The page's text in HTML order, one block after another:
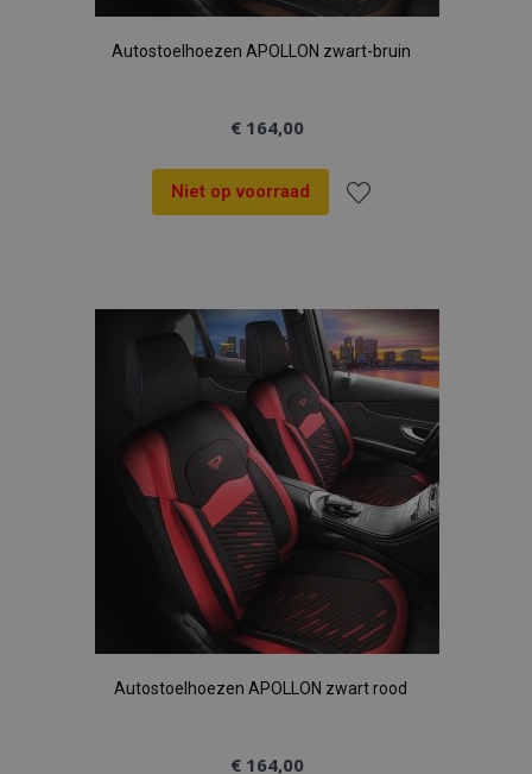
Autostoelhoezen APOLLON zwart-bruin
€ 164,00
Niet op voorraad
aan
verlanglijst
Autostoelhoezen APOLLON zwart rood
€ 164,00